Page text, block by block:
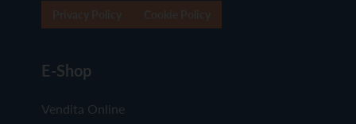
E-Shop
Vendita Online